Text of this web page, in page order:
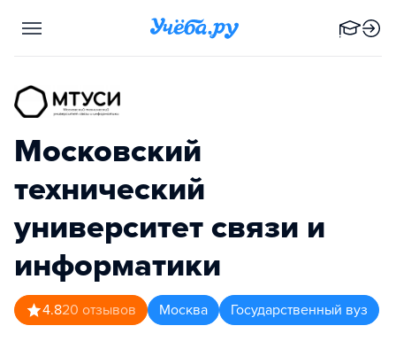
Московский
технический
университет связи и
информатики
4.820 отзывов Москва Государственный вуз